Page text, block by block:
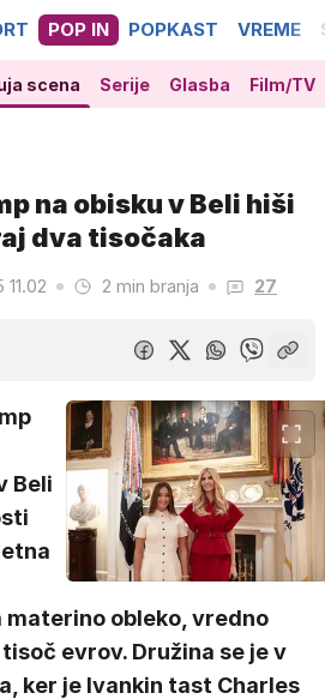
POP IN POPKAST VREME
scena Serije Glasba Film/TV
na obisku v Beli hiši
dva tisočaka
2 min branja 27
Beli
materino obleko, vredno
evrov. Družina se je v
ker je Ivankin tast Charles